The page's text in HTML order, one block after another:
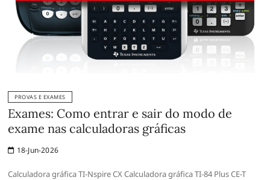
PROVAS E EXAMES
Exames: Como entrar e sair do modo de
exame nas calculadoras gráficas
18-Jun-2026
Calculadora gráfica TI-Nspire CX Calculadora gráfica TI-84 Plus CE-T